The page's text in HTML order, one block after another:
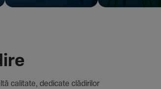
cali­tate, dedi­cate clădi­rilor